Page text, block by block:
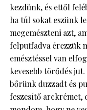
kezdünk, és ettől
ha túl sokat eszünk
megemészteni azt,
felpuffadva érezzük
emésztéssel van
kevesebb törődés
bőrünk duzzadt és
feszesítő arckrémet,